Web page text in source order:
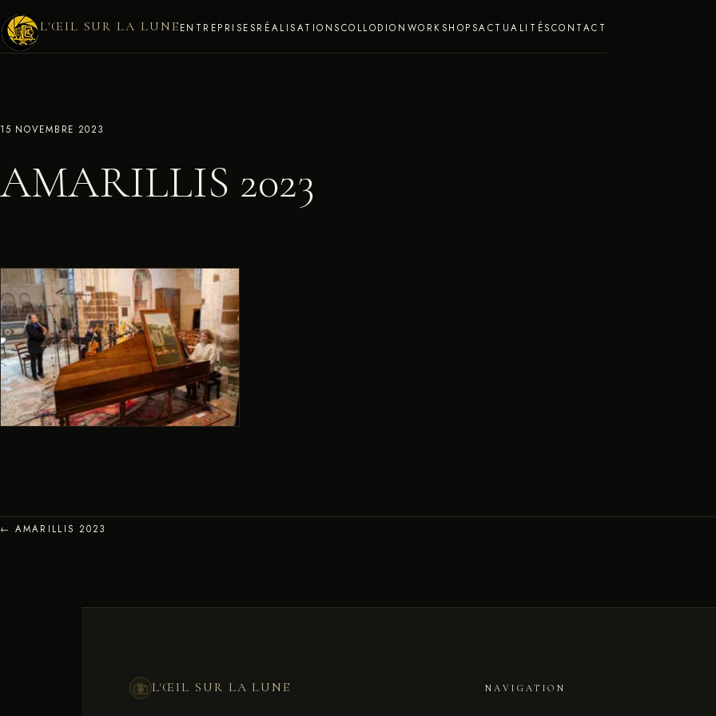
L'ŒIL SUR LA LUNEENTREPRISESRÉALISATIONSCOLLODION WORKSHOPSACTUALITÉSCONTACT
15 NOVEMBRE 2023
AMARILLIS 2023
← AMARILLIS 2023
L'ŒIL SUR LA LUNE NAVIGATION